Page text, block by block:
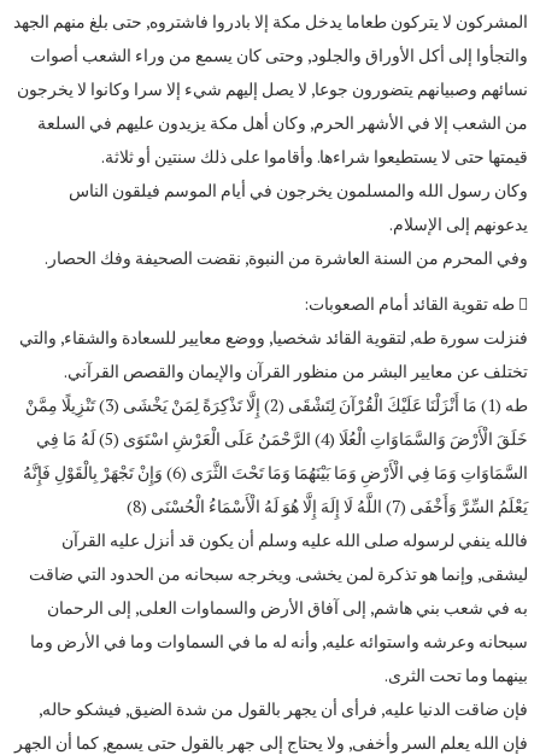
المشركون لا يتركون طعاما يدخل مكة إلا بادروا فاشتروه, حتى بلغ منهم الجهد
والتجأوا إلى أكل الأوراق والجلود, وحتى كان يسمع من وراء الشعب أصوات
نسائهم وصبيانهم يتضورون جوعا, لا يصل إليهم شيء إلا سرا وكانوا لا يخرجون
من الشعب إلا في الأشهر الحرم, وكان أهل مكة يزيدون عليهم في السلعة
قيمتها حتى لا يستطيعوا شراءها. وأقاموا على ذلك سنتين أو ثلاثة.
وكان رسول الله والمسلمون يخرجون في أيام الموسم فيلقون الناس
يدعونهم إلى الإسلام.
وفي المحرم من السنة العاشرة من النبوة, نقضت الصحيفة وفك الحصار.
 طه تقوية القائد أمام الصعوبات:
فنزلت سورة طه, لتقوية القائد شخصيا, ووضع معايير للسعادة والشقاء, والتي
تختلف عن معايير البشر من منظور القرآن والإيمان والقصص القرآني.
طه (1) مَا أَنْزَلْنَا عَلَيْكَ الْقُرْآنَ لِتَشْقَى (2) إِلَّا تَذْكِرَةً لِمَنْ يَخْشَى (3) تَنْزِيلًا مِمَّنْ
خَلَقَ الْأَرْضَ وَالسَّمَاوَاتِ الْعُلَا (4) الرَّحْمَنُ عَلَى الْعَرْشِ اسْتَوَى (5) لَهُ مَا فِي
السَّمَاوَاتِ وَمَا فِي الْأَرْضِ وَمَا بَيْنَهُمَا وَمَا تَحْتَ الثَّرَى (6) وَإِنْ تَجْهَرْ بِالْقَوْلِ فَإِنَّهُ
يَعْلَمُ السِّرَّ وَأَخْفَى (7) اللَّهُ لَا إِلَهَ إِلَّا هُوَ لَهُ الْأَسْمَاءُ الْحُسْنَى (8)
فالله ينفي لرسوله صلى الله عليه وسلم أن يكون قد أنزل عليه القرآن
ليشقى, وإنما هو تذكرة لمن يخشى. ويخرجه سبحانه من الحدود التي ضاقت
به في شعب بني هاشم, إلى آفاق الأرض والسماوات العلى, إلى الرحمان
سبحانه وعرشه واستوائه عليه, وأنه له ما في السماوات وما في الأرض وما
بينهما وما تحت الثرى.
فإن ضاقت الدنيا عليه, فرأى أن يجهر بالقول من شدة الضيق, فيشكو حاله,
فإن الله يعلم السر وأخفى, ولا يحتاج إلى جهر بالقول حتى يسمع, كما أن الجهر